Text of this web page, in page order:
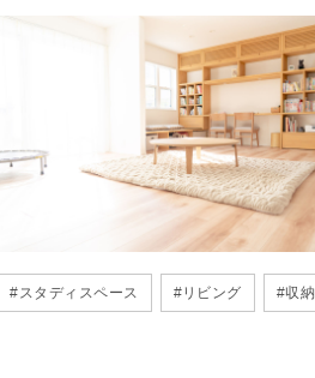
#スタディスペース #リビング #収納